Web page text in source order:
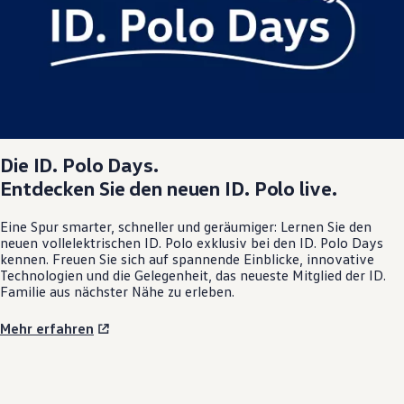
Magazin
Lifestyle
Transport
Die ID. Polo Days.
Entdecken Sie den neuen ID. Polo live.
Eine Spur smarter, schneller und geräumiger: Lernen Sie den
neuen vollelektrischen ID. Polo exklusiv bei den ID. Polo Days
kennen. Freuen Sie sich auf spannende Einblicke, innovative
Technologien und die Gelegenheit, das neueste Mitglied der ID.
Familie aus nächster Nähe zu erleben.
Mehr erfahren